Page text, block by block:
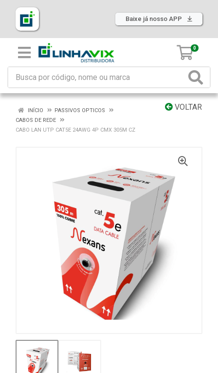
Baixe já nosso APP
0
VOLTAR
INÍCIO
PASSIVOS OPTICOS
CABOS DE REDE
CABO LAN UTP CAT5E 24AWG 4P CMX 305M CZ